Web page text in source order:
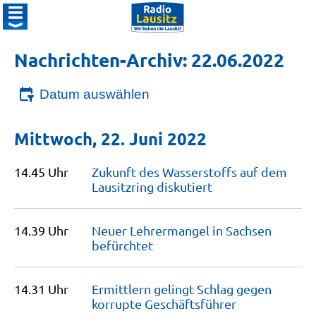
Nachrichten-Archiv: 22.06.2022
Datum auswählen
Mittwoch, 22. Juni 2022
14.45 Uhr
Zukunft des Wasserstoffs auf dem
Lausitzring diskutiert
14.39 Uhr
Neuer Lehrermangel in Sachsen
befürchtet
14.31 Uhr
Ermittlern gelingt Schlag gegen
korrupte Geschäftsführer